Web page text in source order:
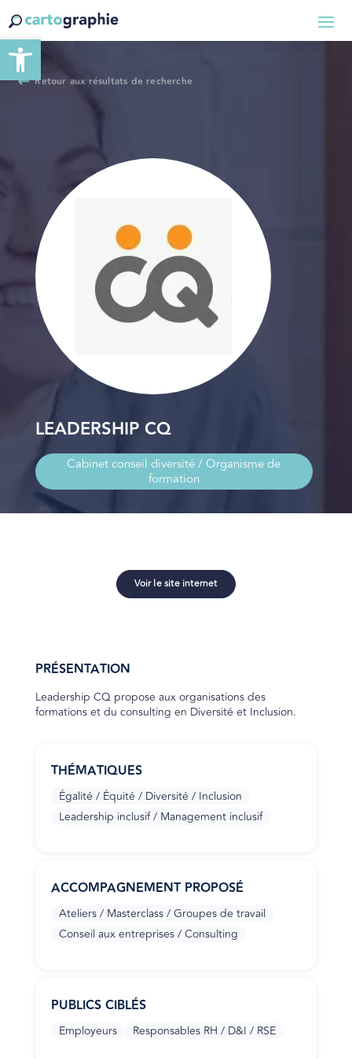
Ouvrir la barre d’outils
Retour aux résultats de recherche
LEADERSHIP CQ
Cabinet conseil diversité / Organisme de
formation
Voir le site internet
PRÉSENTATION
Leadership CQ propose aux organisations des
formations et du consulting en Diversité et Inclusion.
THÉMATIQUES
Égalité / Équité / Diversité / Inclusion
Leadership inclusif / Management inclusif
ACCOMPAGNEMENT PROPOSÉ
Ateliers / Masterclass / Groupes de travail
Conseil aux entreprises / Consulting
PUBLICS CIBLÉS
Employeurs Responsables RH / D&I / RSE